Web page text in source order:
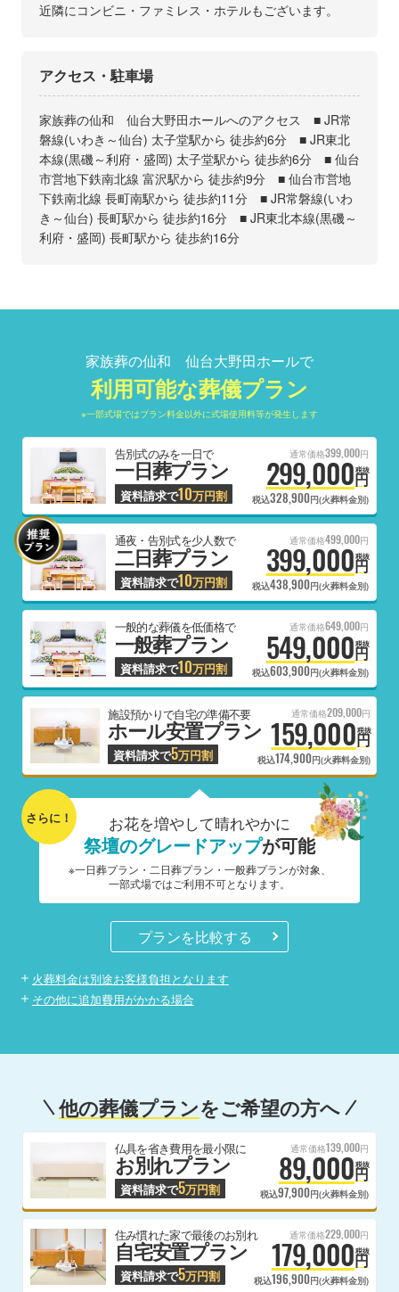
近隣にコンビニ・ファミレス・ホテルもございます。
アクセス・駐車場
家族葬の仙和 仙台大野田ホールへのアクセス ■ JR常
磐線(いわき～仙台) 太子堂駅から 徒歩約6分 ■ JR東北
本線(黒磯～利府・盛岡) 太子堂駅から 徒歩約6分 ■ 仙台
市営地下鉄南北線 富沢駅から 徒歩約9分 ■ 仙台市営地
下鉄南北線 長町南駅から 徒歩約11分 ■ JR常磐線(いわ
き～仙台) 長町駅から 徒歩約16分 ■ JR東北本線(黒磯～
利府・盛岡) 長町駅から 徒歩約16分
家族葬の仙和 仙台大野田ホールで
利用可能な葬儀プラン
※一部式場ではプラン料金以外に式場使用料等が発生します
告別式のみを一日で
一日葬プラン
資料請求で10万円割
通常価格399,000円
299,000円
税抜
税込328,900円(火葬料金別)
通夜・告別式を少人数で
二日葬プラン
資料請求で10万円割
通常価格499,000円
399,000円
税抜
税込438,900円(火葬料金別)
一般的な葬儀を低価格で
一般葬プラン
資料請求で10万円割
通常価格649,000円
549,000円
税抜
税込603,900円(火葬料金別)
施設預かりで自宅の準備不要
ホール安置プラン
資料請求で5万円割
通常価格209,000円
159,000円
税抜
税込174,900円(火葬料金別)
さらに！ お花を増やして晴れやかに
祭壇のグレードアップが可能
※一日葬プラン・二日葬プラン・一般葬プランが対象、
一部式場ではご利用不可となります。
プランを比較する
火葬料金は別途お客様負担となります
その他に追加費用がかかる場合
他の葬儀プランをご希望の方へ
仏具を省き費用を最小限に
お別れプラン
資料請求で5万円割
通常価格139,000円
89,000円
税抜
税込97,900円(火葬料金別)
住み慣れた家で最後のお別れ
自宅安置プラン
資料請求で5万円割
通常価格229,000円
179,000円
税抜
税込196,900円(火葬料金別)